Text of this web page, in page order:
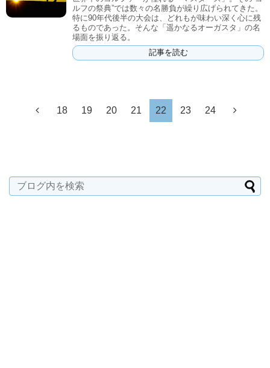
ルフの祭典”では数々の名勝負が繰り広げられてきた。
特に90年代後半の大会は、どれもが味わい深く心に残
るものであった。そんな「遥かなるオーガスタ」の名
場面を振り返る。
記事を読む
18 19 20 21 22 23 24